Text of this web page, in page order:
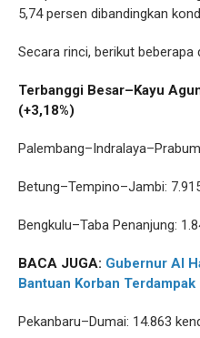
5,74 persen dibandingkan
Secara rinci, berikut beberapa
Terbanggi Besar–Kayu
(+3,18%)
Betung–Tempino–Jambi:
Bengkulu–Taba Penanjung:
BACA JUGA: Gubernur Al
Bantuan Korban
Pekanbaru–Dumai: 14.863